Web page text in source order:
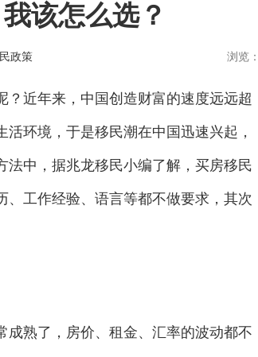
该怎么选？
政策 浏览：
近年来，中国创造财富的速度远远超
环境，于是移民潮在中国迅速兴起，
中，据兆龙移民小编了解，买房移民
工作经验、语言等都不做要求，其次
熟了，房价、租金、汇率的波动都不